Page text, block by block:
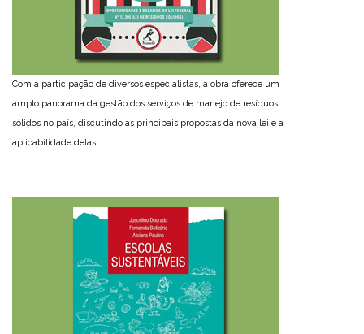
Com a participação de diversos especialistas, a obra oferece um
amplo panorama da gestão dos serviços de manejo de resíduos
sólidos no país, discutindo as principais propostas da nova lei e a
aplicabilidade delas.